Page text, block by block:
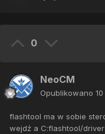
0
NeoCM
Opublikowano
flashtool ma w sobie
wejdź a C:flashtool/